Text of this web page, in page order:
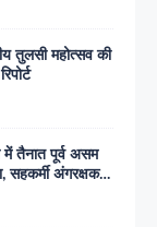
तुलसी महोत्सव की
में तैनात पूर्व असम
सहकर्मी अंगरक्षक